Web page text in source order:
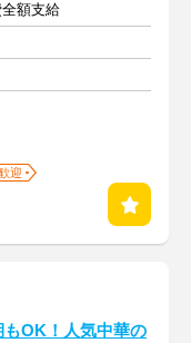
額支給
迎
もOK！人気中華の